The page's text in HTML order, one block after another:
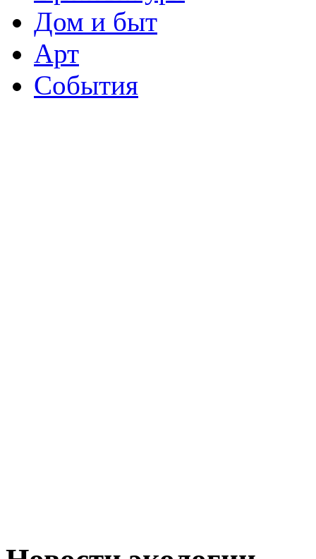
Дом и быт
Арт
События